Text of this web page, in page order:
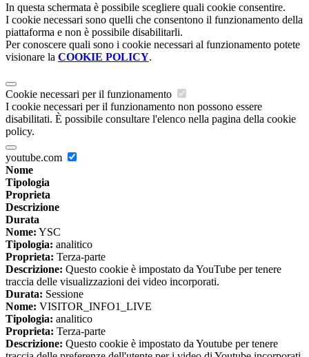
In questa schermata è possibile scegliere quali cookie consentire.
I cookie necessari sono quelli che consentono il funzionamento della
piattaforma e non è possibile disabilitarli.
Per conoscere quali sono i cookie necessari al funzionamento potete
visionare la COOKIE POLICY.
Cookie necessari per il funzionamento
I cookie necessari per il funzionamento non possono essere
disabilitati. È possibile consultare l'elenco nella pagina della cookie
policy.
youtube.com
Nome
Tipologia
Proprieta
Descrizione
Durata
Nome: YSC
Tipologia: analitico
Proprieta: Terza-parte
Descrizione: Questo cookie è impostato da YouTube per tenere
traccia delle visualizzazioni dei video incorporati.
Durata: Sessione
Nome: VISITOR_INFO1_LIVE
Tipologia: analitico
Proprieta: Terza-parte
Descrizione: Questo cookie è impostato da Youtube per tenere